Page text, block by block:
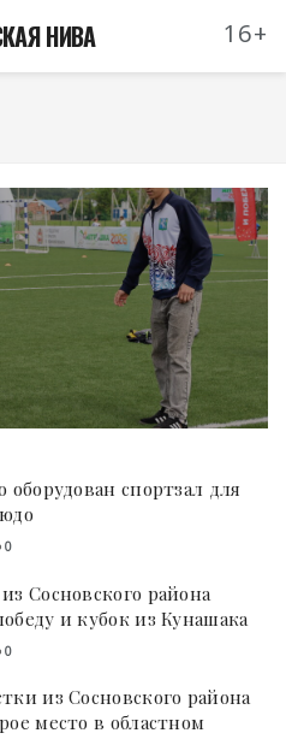
НИВА 16+
оборудован спортзал для
0
Сосновского района
и кубок из Кунашака
0
из Сосновского района
место в областном